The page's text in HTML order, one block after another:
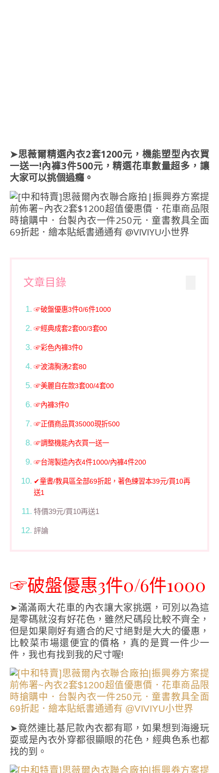
➤思薇爾精選內衣2套1200元，機能塑型內衣買
一送一!內褲3件500元，精選花車數量超多，讓
大家可以挑個過癮。
文章目錄
☞破盤優惠3件0/6件1000
☞經典成套2套00/3套00
☞彩色內褲3件0
☞波濤胸湧2套80
☞美麗自在款3套00/4套00
☞內褲3件0
☞正價商品買35000現折500
☞調整機能內衣買一送一
☞台灣製造內衣4件1000/內褲4件200
✔童書/教具區全部69折起，著色練習本39元/買10再
送1
特價39元/買10再送1
評論
☞破盤優惠3件0/6件1000
➤滿滿兩大花車的內衣讓大家挑選，可別以為這
是零碼就沒有好花色，雖然尺碼段比較不齊全，
但是如果剛好有適合的尺寸絕對是大大的優惠，
比較菜市場還便宜的價格，真的是買一件少一
件，我也有找到我的尺寸喔!
➤竟然連比基尼款內衣都有耶，如果想到海邊玩
耍或是內衣外穿都很顯眼的花色，經典色系也都
找的到。